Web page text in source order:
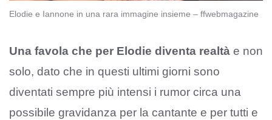
Elodie e Iannone in una rara immagine insieme – ffwebmagazine
Una favola che per Elodie diventa realtà e non
solo, dato che in questi ultimi giorni sono
diventati sempre più intensi i rumor circa una
possibile gravidanza per la cantante e per tutti e